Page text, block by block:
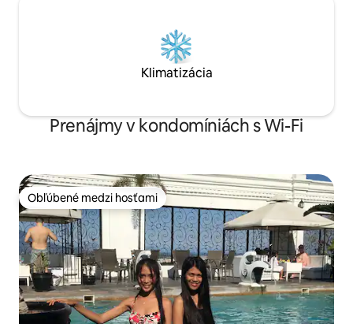
Klimatizácia
Prenájmy v kondomíniách s Wi-Fi
Obľúbené medzi hosťami
Obľúbené medzi hosťami